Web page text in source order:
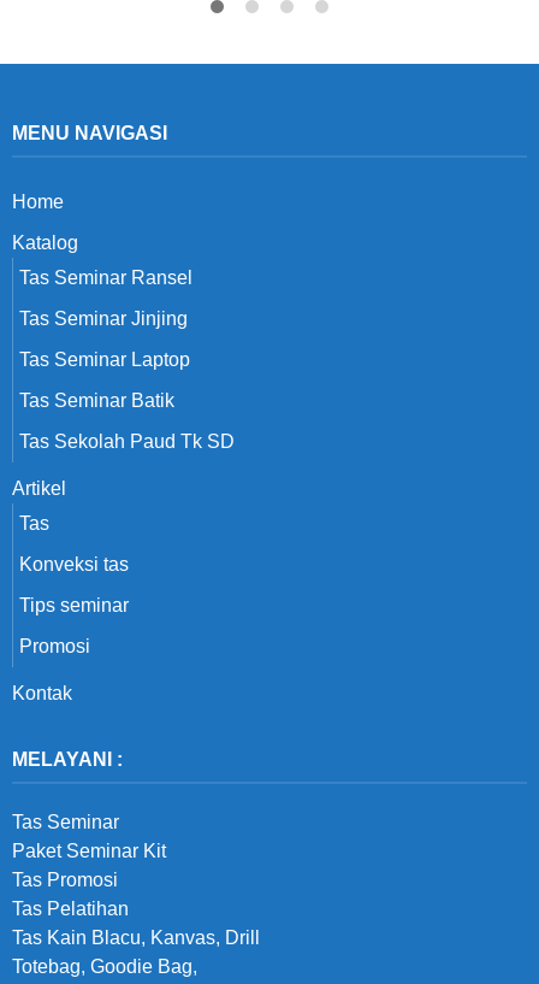
MENU NAVIGASI
Home
Katalog
Tas Seminar Ransel
Tas Seminar Jinjing
Tas Seminar Laptop
Tas Seminar Batik
Tas Sekolah Paud Tk SD
Artikel
Tas
Konveksi tas
Tips seminar
Promosi
Kontak
MELAYANI :
Tas Seminar
Paket Seminar Kit
Tas Promosi
Tas Pelatihan
Tas Kain Blacu, Kanvas, Drill
Totebag, Goodie Bag,